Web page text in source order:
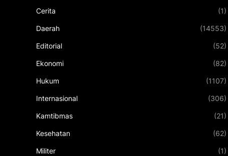
Cerita (1)
Daerah (14553)
Editorial (52)
Ekonomi (82)
Hukum (1107)
Internasional (306)
Kamtibmas (21)
Kesehatan (62)
Militer (1)